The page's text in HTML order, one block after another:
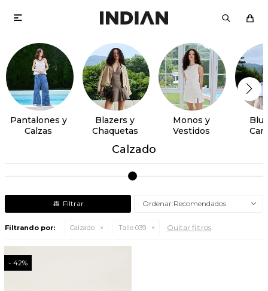

Pantalones y
Calzas
Blazers y
Chaquetas
Monos y
Vestidos
Calzado
Recomendados
Filtrando por: Calzado Talle 039 Quitar filtros
42